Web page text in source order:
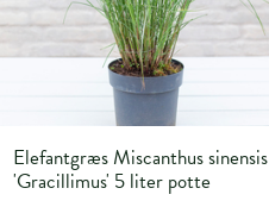
Elefantgræs Miscanthus sinensis
'Gracillimus' 5 liter potte